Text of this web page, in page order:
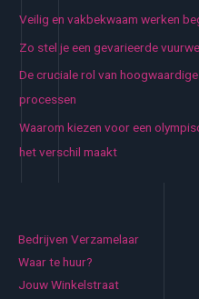
Veilig en vakbekwaam werken
Zo stel je een gevarieerde
De cruciale rol van
processen
Waarom kiezen voor een
het verschil maakt
Bedrijven Verzamelaar
Waar te huur?
Jouw Winkelstraat